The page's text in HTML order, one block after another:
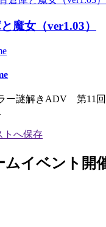
魔女（ver1.03）
ー謎解きADV 第11回
イベント開